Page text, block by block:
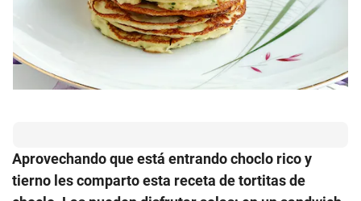
Aprovechando que está entrando choclo rico y
tierno les comparto esta receta de tortitas de